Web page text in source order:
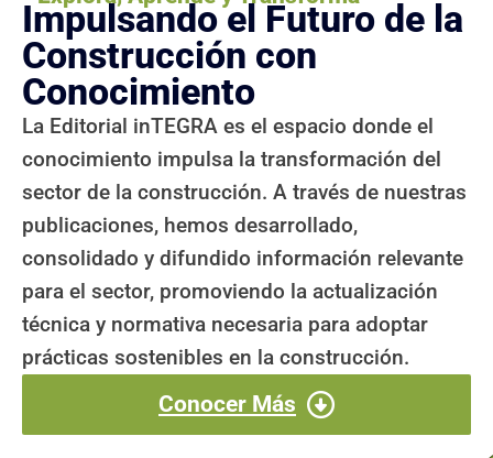
Impulsando el Futuro de la
Construcción con
Conocimiento
La Editorial inTEGRA es el espacio donde el
conocimiento impulsa la transformación del
sector de la construcción. A través de nuestras
publicaciones, hemos desarrollado,
consolidado y difundido información relevante
para el sector, promoviendo la actualización
técnica y normativa necesaria para adoptar
prácticas sostenibles en la construcción.
Conocer Más